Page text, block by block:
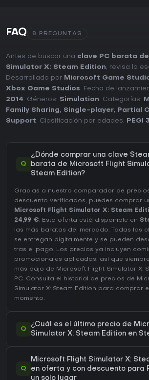
FAQ 8 PREGUNTAS
Antes de buscar una clave PC barata
Simulator X: Steam Edition, revisa lo
Desarrollado por Microsoft Game
Xbox Game Studios. Fecha de
2014. Géneros: Simulation. Categorías:
Family Sharing, Single-player,
Partial
Support. Clasificación por edades: PEGI 3
Q
¿Dónde comprar una clave
barata de Microsoft Flight
Steam Edition?
Gracias a nuestro comparador de
descuento verificados, puedes comprar
Microsoft Flight Simulator X: Steam
24,99 €. Esta oferta está disponible en
las más baratas del mercado. Todas las
se entregan digitalmente y se pueden
tras el pago. Los precios ya incluyen
promocionales aplicados, así que
más bajo de Microsoft Flight Simulator X:
PC. Consulta el
historial de precios de
Simulator X: Steam Edition para comprar
momento.
Q
¿Cuál es el último precio de
Simulator X: Steam Edition en
Q
Microsoft Flight Simulator X:
en oferta y con descuento para
un solo lugar